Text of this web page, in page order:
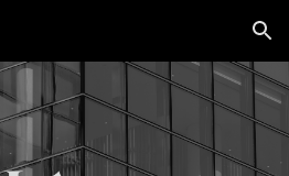
Skip to navigation